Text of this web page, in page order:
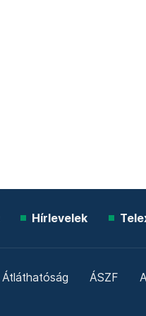
Hírlevelek
Átláthatóság ÁSZF